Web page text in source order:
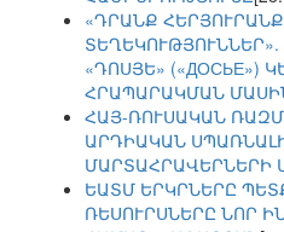
«ԴՐԱՆՔ
«ԴՈՍՅԵ» («ДОСЬЕ»)
ՀՐԱՊԱՐԱԿՄԱՆ
ՀԱՅ-ՌՈՒՍԱԿԱՆ
ԱՐԴԻԱԿԱՆ
ՄԱՐՏԱՀՐԱՎԵՐՆԵՐԻ
ԵԱՏՄ ԵՐԿՐՆԵՐԸ
ՌԵՍՈՒՐՍՆԵՐԸ ՆՈՐ